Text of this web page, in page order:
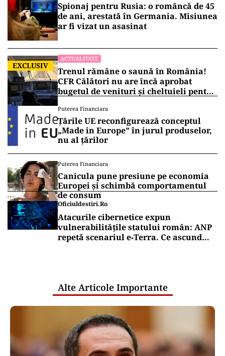
Spionaj pentru Rusia: o româncă de 45
de ani, arestată în Germania. Misiunea
ar fi vizat un asasinat
EXCLUSIV
ACTUALITATE
Trenul rămâne o saună în România!
CFR Călători nu are încă aprobat
bugetul de venituri și cheltuieli pentru
Puterea Financiara
Țările UE reconfigurează conceptul
„Made in Europe” în jurul produselor,
nu al țărilor
Puterea Financiara
Canicula pune presiune pe economia
Europei și schimbă comportamentul
de consum
Oficiuldestiri.ro
Atacurile cibernetice expun
vulnerabilitățile statului român: ANP
repetă scenariul e‑Terra. Ce ascund
Alte Articole Importante